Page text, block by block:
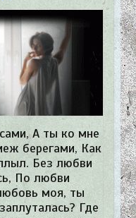
А ты ко мне
берегами, Как
Без любви
По любви
моя, ты
Где